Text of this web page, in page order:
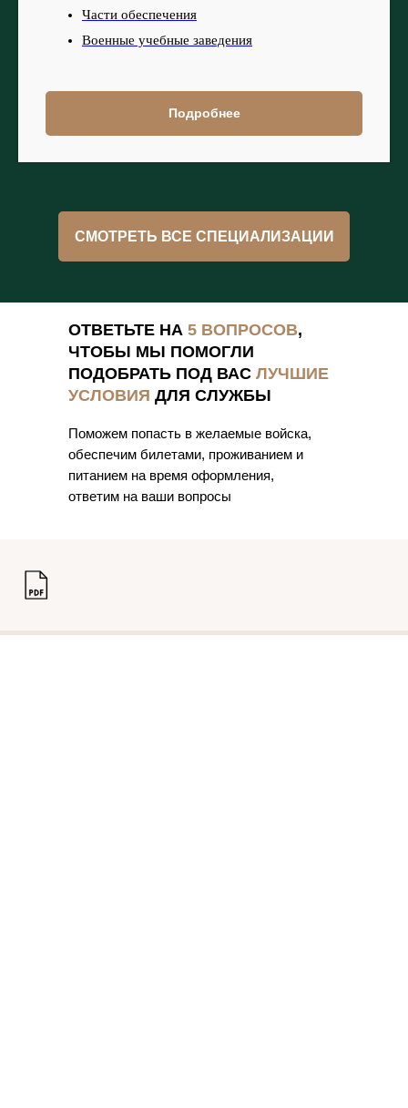
Части обеспечения
Военные учебные заведения
Подробнее
СМОТРЕТЬ ВСЕ СПЕЦИАЛИЗАЦИИ
ОТВЕТЬТЕ НА 5 ВОПРОСОВ,
ЧТОБЫ МЫ ПОМОГЛИ
ПОДОБРАТЬ ПОД ВАС ЛУЧШИЕ
УСЛОВИЯ ДЛЯ СЛУЖБЫ
Поможем попасть в желаемые войска,
обеспечим билетами, проживанием и
питанием на время оформления,
ответим на ваши вопросы